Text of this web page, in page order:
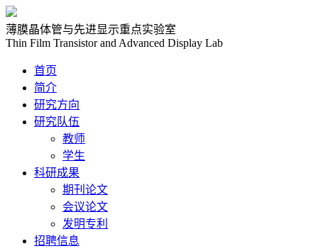
薄膜晶体管与先进显示重点实验室
Thin Film Transistor and Advanced Display Lab
首页
简介
研究方向
研究队伍
教师
学生
科研成果
期刊论文
会议论文
发明专利
招聘信息